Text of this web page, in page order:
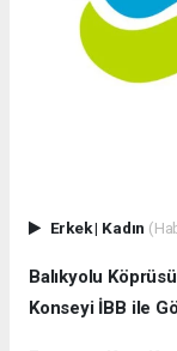
Erkek| Kadın
Balıkyolu
Konseyi İBB ile